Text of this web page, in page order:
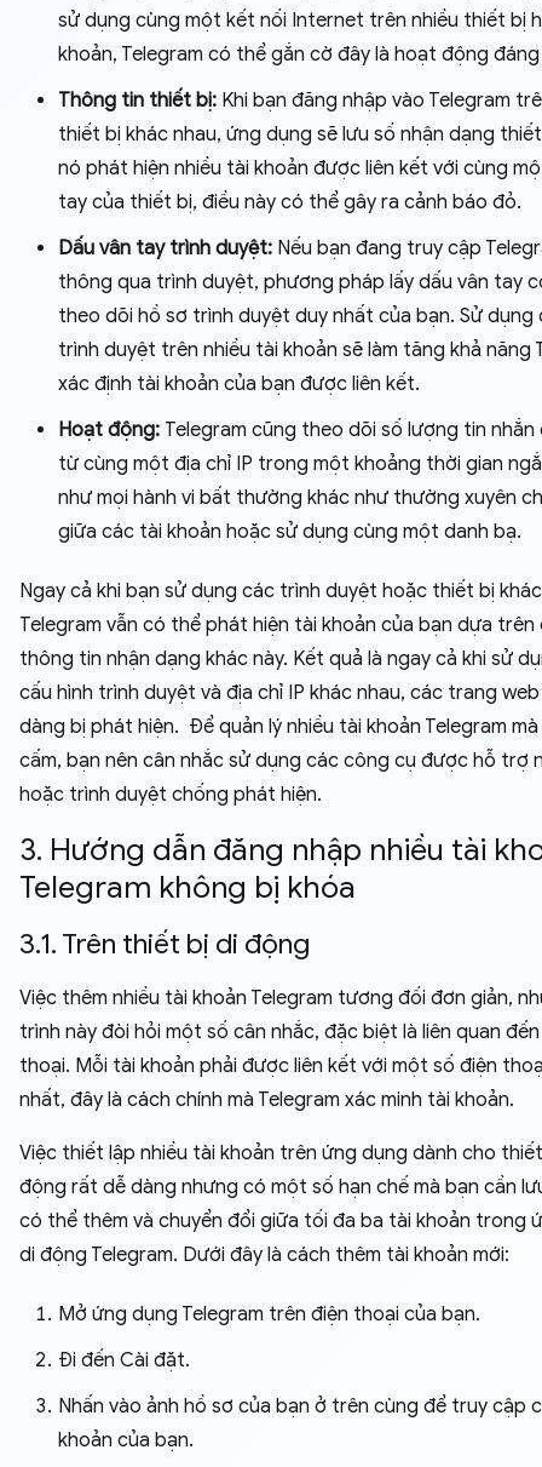
sử dụng cùng một kết nối Internet trên nhiều thiết bị
khoản, Telegram có thể gắn cờ đây là hoạt động
Thông tin thiết bị: Khi bạn đăng nhập vào Telegram
thiết bị khác nhau, ứng dụng sẽ lưu số nhận dạng
nó phát hiện nhiều tài khoản được liên kết với cùng
tay của thiết bị, điều này có thể gây ra cảnh báo đỏ.
Dấu vân tay trình duyệt: Nếu bạn đang truy cập
thông qua trình duyệt, phương pháp lấy dấu vân tay
theo dõi hồ sơ trình duyệt duy nhất của bạn. Sử dụng
trình duyệt trên nhiều tài khoản sẽ làm tăng khả năng
xác định tài khoản của bạn được liên kết.
Hoạt động: Telegram cũng theo dõi số lượng tin
từ cùng một địa chỉ IP trong một khoảng thời gian
như mọi hành vi bất thường khác như thường xuyên
giữa các tài khoản hoặc sử dụng cùng một danh bạ.
Ngay cả khi bạn sử dụng các trình duyệt hoặc thiết bị
Telegram vẫn có thể phát hiện tài khoản của bạn dựa trên
thông tin nhận dạng khác này. Kết quả là ngay cả khi sử
cấu hình trình duyệt và địa chỉ IP khác nhau, các trang
dàng bị phát hiện. Để quản lý nhiều tài khoản Telegram
cấm, bạn nên cân nhắc sử dụng các công cụ được hỗ trợ
hoặc trình duyệt chống phát hiện.
3. Hướng dẫn đăng nhập nhiều tài
Telegram không bị khóa
3.1. Trên thiết bị di động
Việc thêm nhiều tài khoản Telegram tương đối đơn giản,
trình này đòi hỏi một số cân nhắc, đặc biệt là liên quan
thoại. Mỗi tài khoản phải được liên kết với một số điện
nhất, đây là cách chính mà Telegram xác minh tài khoản.
Việc thiết lập nhiều tài khoản trên ứng dụng dành cho
động rất dễ dàng nhưng có một số hạn chế mà bạn cần
có thể thêm và chuyển đổi giữa tối đa ba tài khoản trong
di động Telegram. Dưới đây là cách thêm tài khoản mới:
Mở ứng dụng Telegram trên điện thoại của bạn.
Đi đến Cài đặt.
Nhấn vào ảnh hồ sơ của bạn ở trên cùng để truy cập
khoản của bạn.